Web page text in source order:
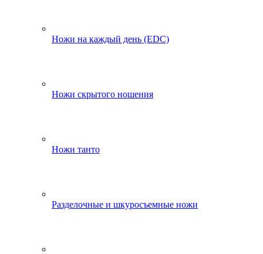
Ножи на каждый день (EDC)
Ножи скрытого ношения
Ножи танто
Разделочные и шкуросъемные ножи